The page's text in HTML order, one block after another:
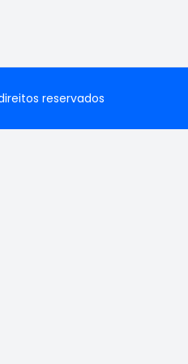
reservados